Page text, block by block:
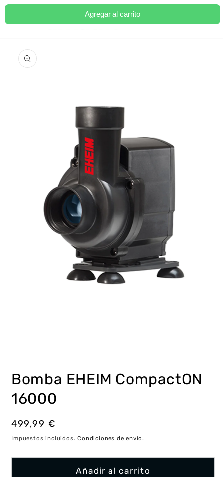
Ir
al contenido
Ir
a la
información
1
en
una
ventana
Bomba EHEIM CompactON
16000
Precio
habitual
499,99 €
Impuestos incluidos.Condiciones de envío.
Añadir al carrito
Agregar al carrito